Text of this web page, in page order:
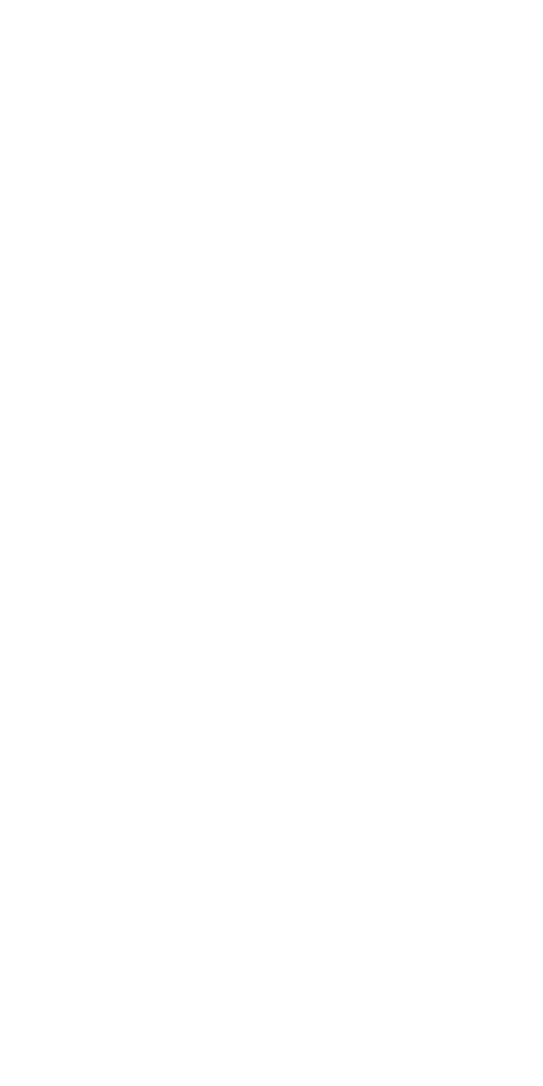
lembrar ao certo como minha vida começou a
parar no chão. Eu abaixei para pegar o celular e
eu não era o cara horrível que todos falavam.
tenho partes de mim que agem e pensam